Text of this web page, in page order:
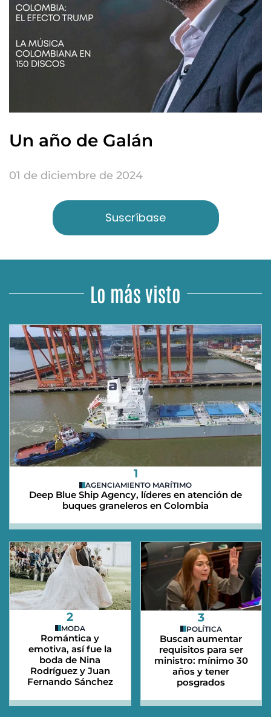
Un año de Galán
01 de diciembre de 2024
Suscríbase
Lo más visto
1
AGENCIAMIENTO MARÍTIMO
Deep Blue Ship Agency, líderes en atención de
buques graneleros en Colombia
2
MODA
Romántica y
emotiva, así fue la
boda de Nina
Rodríguez y Juan
Fernando Sánchez
3
POLÍTICA
Buscan aumentar
requisitos para ser
ministro: mínimo 30
años y tener
posgrados